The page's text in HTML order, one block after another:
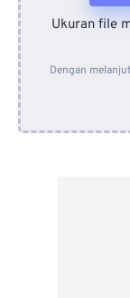
Ukuran file
Dengan